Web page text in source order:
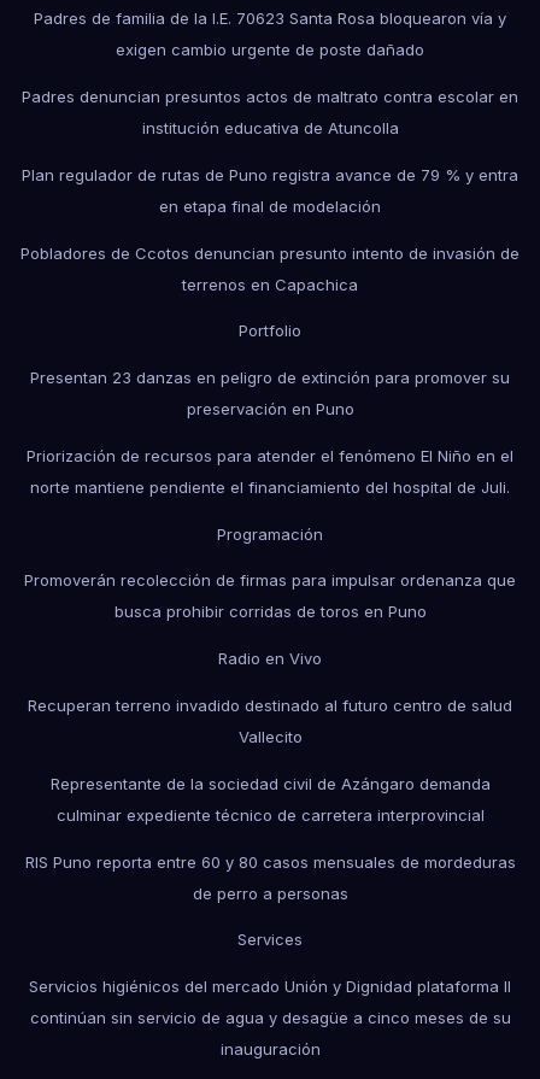
Padres de familia de la I.E. 70623 Santa Rosa bloquearon vía y
exigen cambio urgente de poste dañado
Padres denuncian presuntos actos de maltrato contra escolar en
institución educativa de Atuncolla
Plan regulador de rutas de Puno registra avance de 79 % y entra
en etapa final de modelación
Pobladores de Ccotos denuncian presunto intento de invasión de
terrenos en Capachica
Portfolio
Presentan 23 danzas en peligro de extinción para promover su
preservación en Puno
Priorización de recursos para atender el fenómeno El Niño en el
norte mantiene pendiente el financiamiento del hospital de Juli.
Programación
Promoverán recolección de firmas para impulsar ordenanza que
busca prohibir corridas de toros en Puno
Radio en Vivo
Recuperan terreno invadido destinado al futuro centro de salud
Vallecito
Representante de la sociedad civil de Azángaro demanda
culminar expediente técnico de carretera interprovincial
RIS Puno reporta entre 60 y 80 casos mensuales de mordeduras
de perro a personas
Services
Servicios higiénicos del mercado Unión y Dignidad plataforma II
continúan sin servicio de agua y desagüe a cinco meses de su
inauguración